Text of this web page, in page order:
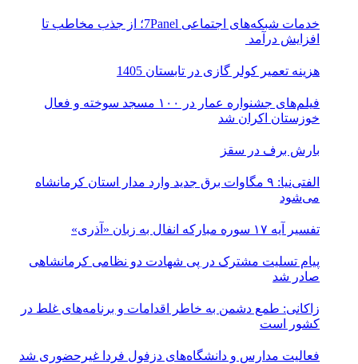
خدمات شبکه‌های اجتماعی 7Panel؛ از جذب مخاطب تا
افزایش درآمد
هزینه تعمیر کولر گازی در تابستان 1405
فیلم‌های جشنواره عمار در ۱۰۰ مسجد سوخته و فعال
خوزستان اکران شد
بارش برف در سقز
الفتی‌نیا: ۹ مگاوات برق جدید وارد مدار استان کرمانشاه
می‌شود
تفسیر آیه ۱۷ سوره مبارکه انفال به زبان «آذری»
پیام تسلیت مشترک در پی شهادت دو نظامی کرمانشاهی
صادر شد
زاکانی: طمع دشمن به خاطر اقدامات و برنامه‌های غلط در
کشور است
فعالیت مدارس و دانشگاه‌های دزفول فردا غیرحضوری شد